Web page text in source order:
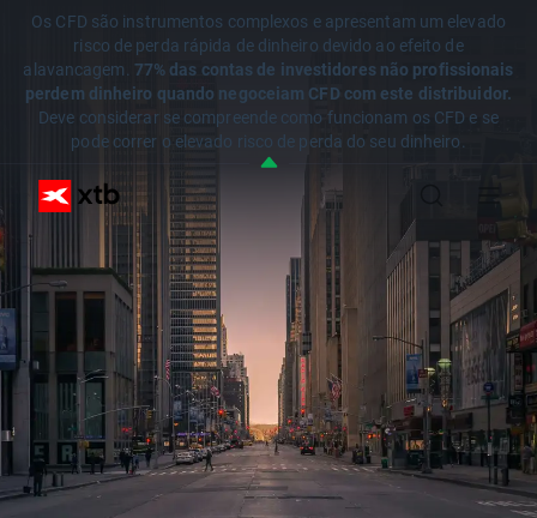
Os CFD são instrumentos complexos e apresentam um elevado
risco de perda rápida de dinheiro devido ao efeito de
alavancagem. 77% das contas de investidores não profissionais
perdem dinheiro quando negoceiam CFD com este distribuidor.
Deve considerar se compreende como funcionam os CFD e se
pode correr o elevado risco de perda do seu dinheiro.